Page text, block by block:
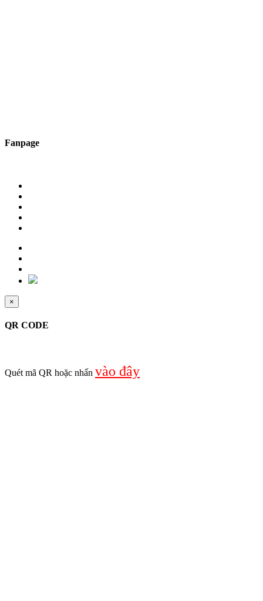
Fanpage
×
QR CODE
Quét mã QR hoặc nhấn vào đây